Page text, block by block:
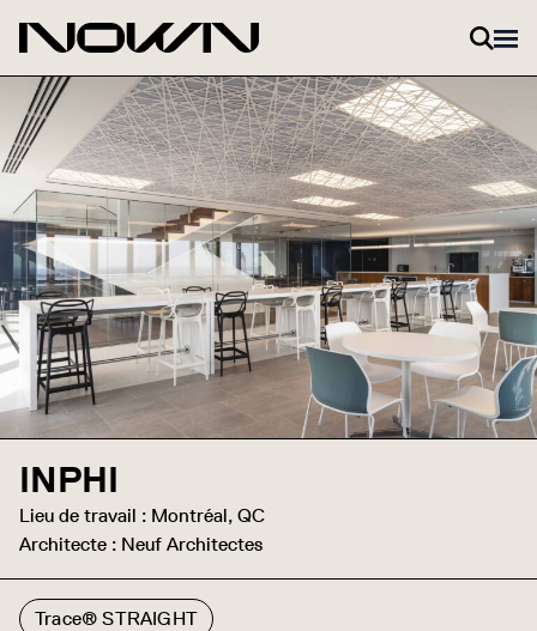
INPHI
Lieu de travail : Montréal, QC
Architecte : Neuf Architectes
Trace® STRAIGHT